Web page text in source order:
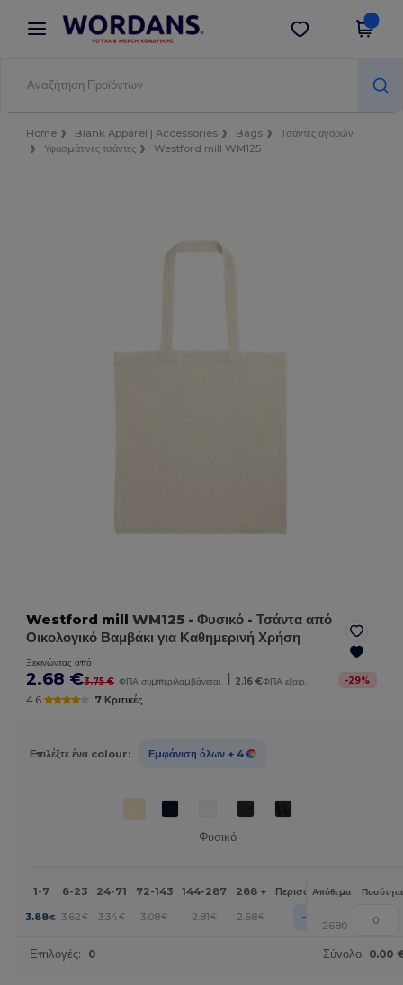
× Εφαρμογή Wordans
Καλύτερες τιμές στην εφαρμογή!
Λήψη app
Home Blank Apparel | Accessories Bags
Τσάντες αγορών
Υφασμάτινες τσάντες
Westford mill WM125
Westford mill WM125 - Φυσικό - Τσάντα από
Οικολογικό Βαμβάκι για Καθημερινή Χρήση
Ξεκινώντας από
2.68 €3.75 € ΦΠΑ συμπεριλαμβάνεται. | 2.16 €ΦΠΑ εξαιρ. -29%
4.6 7 Κριτικές
Επιλέξτε ένα colour: Εμφάνιση όλων + 4
Φυσικό
1-7 8-23 24-71 72-143 144-287 288 + Περισσότερα
Απόθεμα Ποσότητα
3.88€ 3.62€ 3.34€ 3.08€ 2.81€ 2.68€ + 2680
Επιλογές: 0 Σύνολο: 0.00